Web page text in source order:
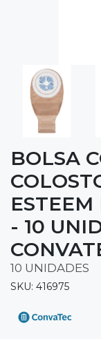
BOLSA
- 10
10 UNIDADES
SKU: 416975